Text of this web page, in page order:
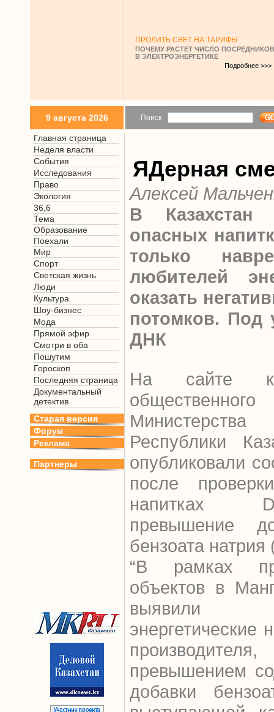
ПРОЛИТЬ СВЕТ НА ТАРИФЫ
ПОЧЕМУ РАСТЕТ ЧИСЛО ПОСРЕДНИКОВ
В ЭЛЕКТРОЭНЕРГЕТИКЕ
Подробнее >>>
9 августа 2026 Поиск
Главная страница
Неделя власти
События
Исследования
Право
Экология
36,6
Тема
Образование
Поехали
Мир
Спорт
Светская жизнь
Люди
Культура
Шоу-бизнес
Мода
Прямой эфир
Смотри в оба
Пошутим
Гороскоп
Последняя страница
Документальный
детектив
Старая версия
Форум
Реклама
Партнеры
ЯДерная
Алексей
В Казахстан
опасных
только
любителей
оказать
потомков. Под
ДНК
На сайте
Министерства
Республики
опубликовали
после
напитках
превышение
бензоата натрия
“В рамках
объектов в
выявили
энергетические
превышением
добавки